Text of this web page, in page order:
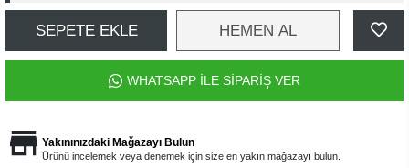
SEPETE EKLE HEMEN AL
WHATSAPP İLE SİPARİŞ VER
Yakınınızdaki Mağazayı Bulun
Ürünü incelemek veya denemek için size en yakın mağazayı bulun.